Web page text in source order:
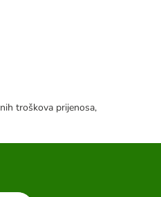
troškova prijenosa,